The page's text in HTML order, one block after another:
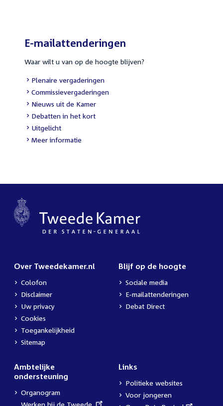
E-mailattenderingen
Waar wilt u van op de hoogte blijven?
External
link:
Plenaire vergaderingen
External
link:
Commissievergaderingen
External
link:
Nieuws uit de Kamer
External
link:
Debatten in het kort
External
link:
Uitgelicht
Meer informatie
Over Tweedekamer.nl
Colofon
Disclaimer
Uw privacy
Cookies
Toegankelijkheid
Sitemap
Blijf op de hoogte
Sociale media
E-mailattenderingen
Debat Direct
Ambtelijke
ondersteuning
Organogram
External
Werken bij de Tweede
Links
Politieke websites
Voor jongeren